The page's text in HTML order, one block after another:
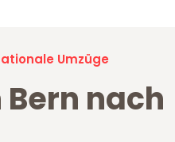
Umzüge
nach